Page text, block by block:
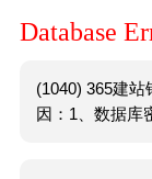
Database
(1040) 365建
因：1、数据库